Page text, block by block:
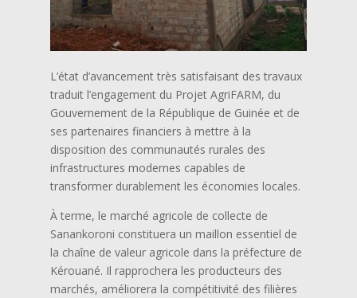
L’état d’avancement très satisfaisant des travaux
traduit l’engagement du Projet AgriFARM, du
Gouvernement de la République de Guinée et de
ses partenaires financiers à mettre à la
disposition des communautés rurales des
infrastructures modernes capables de
transformer durablement les économies locales.
À terme, le marché agricole de collecte de
Sanankoroni constituera un maillon essentiel de
la chaîne de valeur agricole dans la préfecture de
Kérouané. Il rapprochera les producteurs des
marchés, améliorera la compétitivité des filières